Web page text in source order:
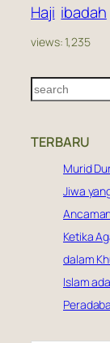
Haji ibadah
views:1,235
S
e
r
TERBARU
Murid
Jiwa
Ketika
dalam
Islam